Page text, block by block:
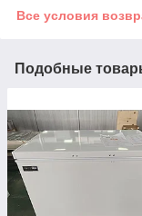
Все условия
Подобные